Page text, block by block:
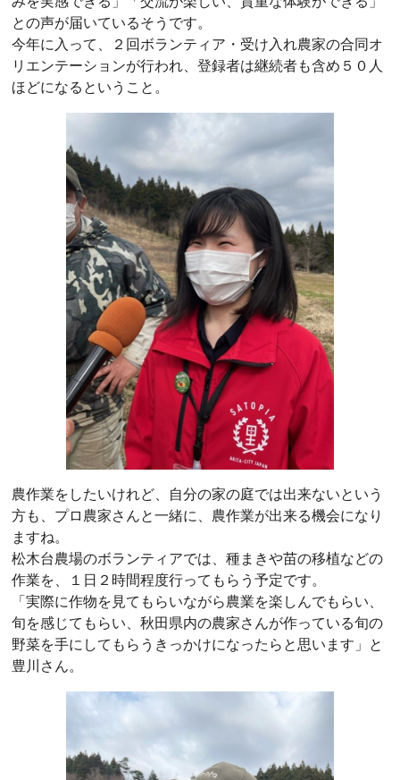
との声が届いているそうです。
今年に入って、２回ボランティア・受け入れ農家の合同オ
リエンテーションが行われ、登録者は継続者も含め５０人
ほどになるということ。
農作業をしたいけれど、自分の家の庭では出来ないという
方も、プロ農家さんと一緒に、農作業が出来る機会になり
ますね。
松木台農場のボランティアでは、種まきや苗の移植などの
作業を、１日２時間程度行ってもらう予定です。
「実際に作物を見てもらいながら農業を楽しんでもらい、
旬を感じてもらい、秋田県内の農家さんが作っている旬の
野菜を手にしてもらうきっかけになったらと思います」と
豊川さん。